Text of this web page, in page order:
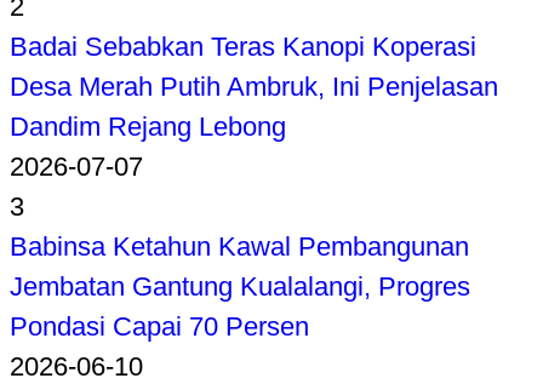
2
Badai Sebabkan Teras Kanopi Koperasi
Desa Merah Putih Ambruk, Ini Penjelasan
Dandim Rejang Lebong
2026-07-07
3
Babinsa Ketahun Kawal Pembangunan
Jembatan Gantung Kualalangi, Progres
Pondasi Capai 70 Persen
2026-06-10